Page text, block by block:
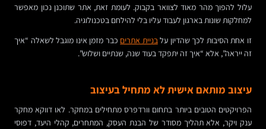
עלול להפוך מהר מאוד לצוואר בקבוק. לעומת זאת, אתר שתוכנן נכון מאפשר
למחלקות שונות בארגון לעבוד עליו בלי להילחם בטכנולוגיה.
זו אחת הסיבות לכך שהדיון עלבניית אתרים כבר מזמן אינו מוגבל לשאלה “איך
זה ייראה”, אלא “איך זה יתפקד בעוד שנה, שנתיים ושלוש”.
עיצוב מותאם אישית לא מתחיל בעיצוב
הפרויקטים הטובים ביותר בתחום וורדפרס מתחילים במחקר. לאו דווקא מחקר
ענק ויקר, אלא תהליך מסודר של הבנת העסק, המתחרים, קהלי היעד, דפוסי